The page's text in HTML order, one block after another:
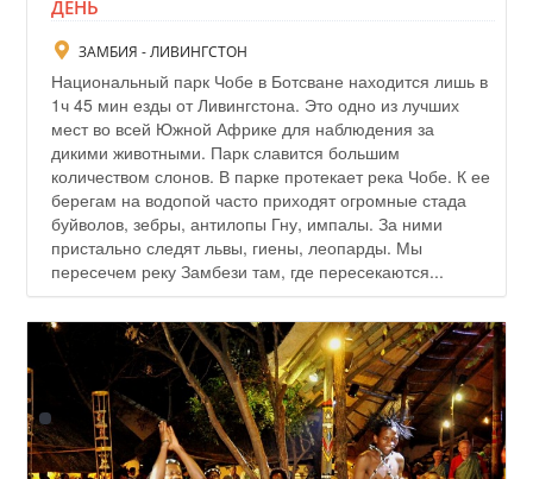
ДЕНЬ
ЗАМБИЯ - ЛИВИНГСТОН
Национальный парк Чобе в Ботсване находится лишь в
1ч 45 мин езды от Ливингстона. Это одно из лучших
мест во всей Южной Африке для наблюдения за
дикими животными. Парк славится большим
количеством слонов. В парке протекает река Чобе. К ее
берегам на водопой часто приходят огромные стада
буйволов, зебры, антилопы Гну, импалы. За ними
пристально следят львы, гиены, леопарды. Мы
пересечем реку Замбези там, где пересекаются...